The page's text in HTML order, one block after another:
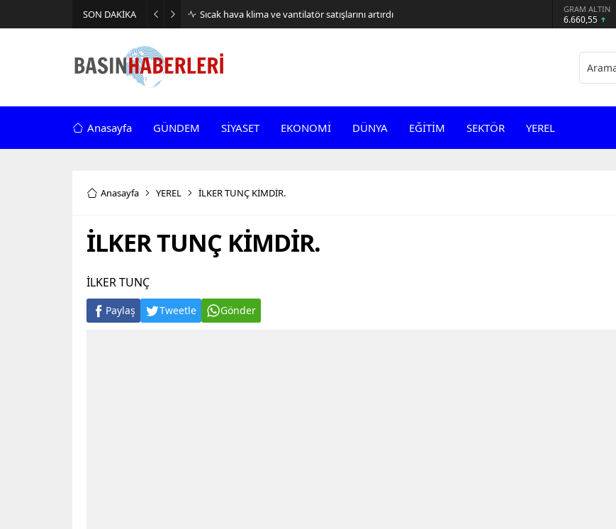
SON DAKİKA Sıcak hava klima ve vantilatör satışlarını artırdı GRAM ALTIN
6.660,55
Anasayfa GÜNDEM SİYASET EKONOMİ DÜNYA EĞİTİM SEKTÖR YEREL
Anasayfa YEREL İLKER TUNÇ KİMDİR.
İLKER TUNÇ KİMDİR.
İLKER TUNÇ
Paylaş Tweetle Gönder